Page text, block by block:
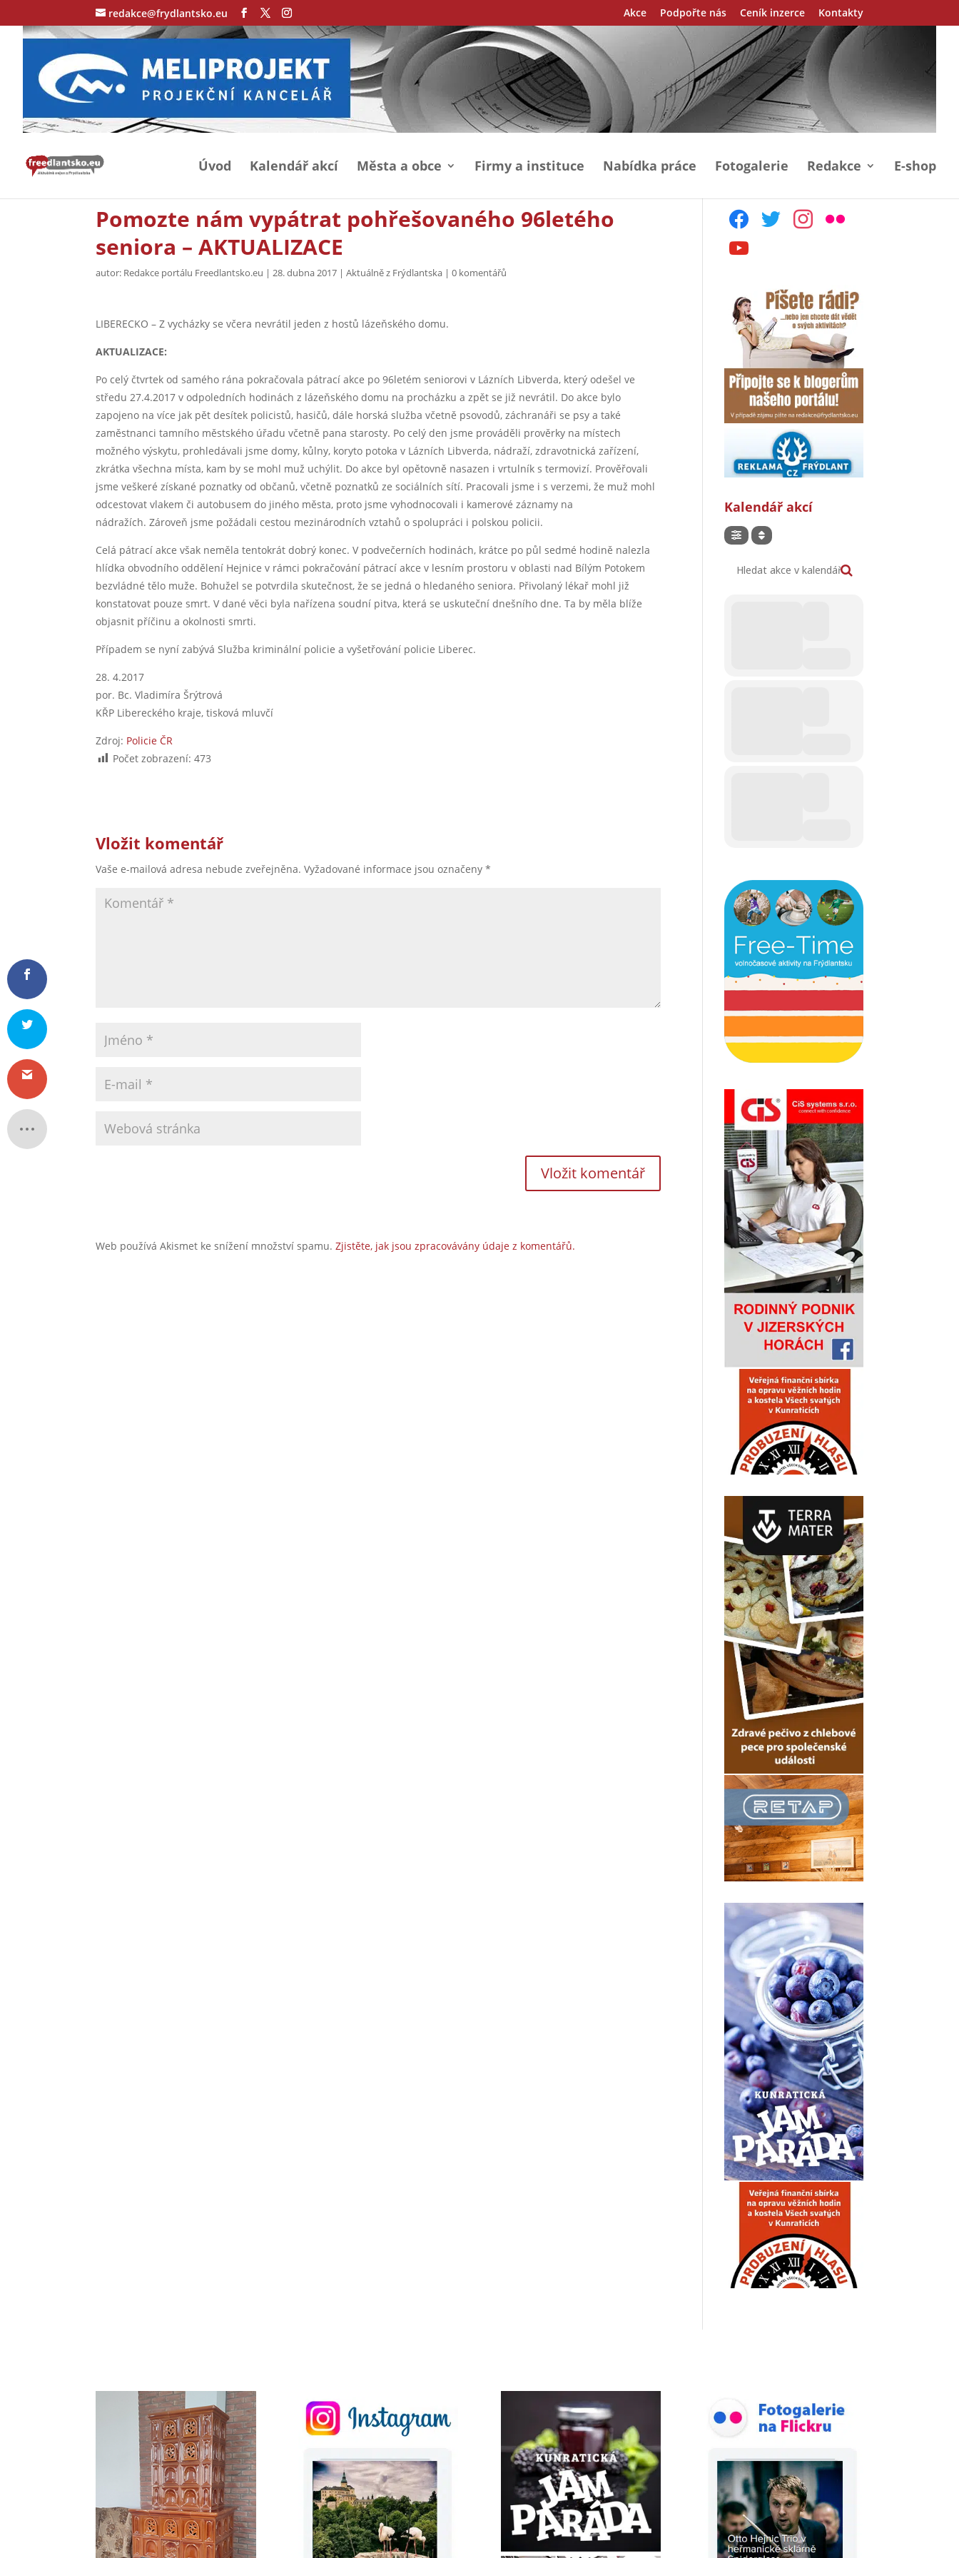
redakce@frydlantsko.eu Akce Podpořte nás Ceník inzerce Kontakty
Úvod Kalendář akcí Města a obce Firmy a instituce Nabídka práce Fotogalerie Redakce E-shop
Pomozte nám vypátrat pohřešovaného 96letého
seniora – AKTUALIZACE
autor: Redakce portálu Freedlantsko.eu |28. dubna 2017 |Aktuálně z Frýdlantska |0 komentářů
LIBERECKO – Z vycházky se včera nevrátil jeden z hostů lázeňského domu.
AKTUALIZACE:
Po celý čtvrtek od samého rána pokračovala pátrací akce po 96letém seniorovi v Lázních Libverda, který odešel ve
středu 27.4.2017 v odpoledních hodinách z lázeňského domu na procházku a zpět se již nevrátil. Do akce bylo
zapojeno na více jak pět desítek policistů, hasičů, dále horská služba včetně psovodů, záchranáři se psy a také
zaměstnanci tamního městského úřadu včetně pana starosty. Po celý den jsme prováděli prověrky na místech
možného výskytu, prohledávali jsme domy, kůlny, koryto potoka v Lázních Libverda, nádraží, zdravotnická zařízení,
zkrátka všechna místa, kam by se mohl muž uchýlit. Do akce byl opětovně nasazen i vrtulník s termovizí. Prověřovali
jsme veškeré získané poznatky od občanů, včetně poznatků ze sociálních sítí. Pracovali jsme i s verzemi, že muž mohl
odcestovat vlakem či autobusem do jiného města, proto jsme vyhodnocovali i kamerové záznamy na
nádražích. Zároveň jsme požádali cestou mezinárodních vztahů o spolupráci i polskou policii.
Celá pátrací akce však neměla tentokrát dobrý konec. V podvečerních hodinách, krátce po půl sedmé hodině nalezla
hlídka obvodního oddělení Hejnice v rámci pokračování pátrací akce v lesním prostoru v oblasti nad Bílým Potokem
bezvládné tělo muže. Bohužel se potvrdila skutečnost, že se jedná o hledaného seniora. Přivolaný lékař mohl již
konstatovat pouze smrt. V dané věci byla nařízena soudní pitva, která se uskuteční dnešního dne. Ta by měla blíže
objasnit příčinu a okolnosti smrti.
Případem se nyní zabývá Služba kriminální policie a vyšetřování policie Liberec.
28. 4.2017
por. Bc. Vladimíra Šrýtrová
KŘP Libereckého kraje, tisková mluvčí
Zdroj: Policie ČR
Počet zobrazení: 473
Vložit komentář
Vaše e-mailová adresa nebude zveřejněna. Vyžadované informace jsou označeny*
Web používá Akismet ke snížení množství spamu.Zjistěte, jak jsou zpracovávány údaje z komentářů.
facebooktwitter instagram
flickr
youtube
Kalendář akcí